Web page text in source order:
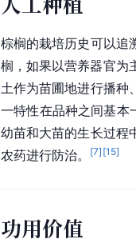
棕榈的栽培历史可以追
榈，如果以营养器官为
土作为苗圃地进行播种
一特性在品种之间基本
幼苗和大苗的生长过程
农药进行防治。
[7] [15]
功用价值